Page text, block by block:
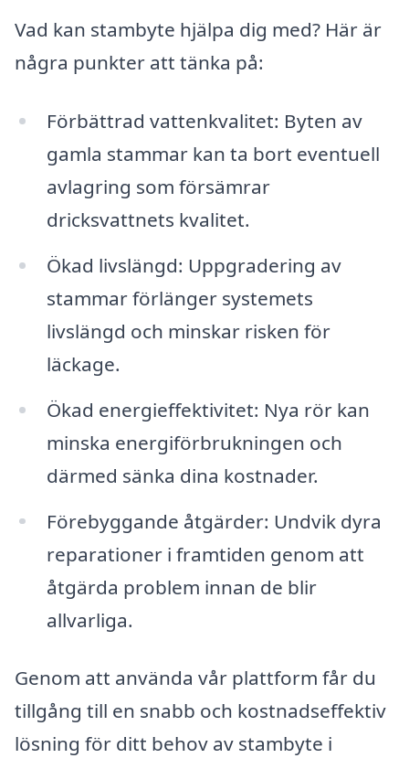
Vad kan stambyte hjälpa dig med? Här är
några punkter att tänka på:
Förbättrad vattenkvalitet: Byten av
gamla stammar kan ta bort eventuell
avlagring som försämrar
dricksvattnets kvalitet.
Ökad livslängd: Uppgradering av
stammar förlänger systemets
livslängd och minskar risken för
läckage.
Ökad energieffektivitet: Nya rör kan
minska energiförbrukningen och
därmed sänka dina kostnader.
Förebyggande åtgärder: Undvik dyra
reparationer i framtiden genom att
åtgärda problem innan de blir
allvarliga.
Genom att använda vår plattform får du
tillgång till en snabb och kostnadseffektiv
lösning för ditt behov av stambyte i